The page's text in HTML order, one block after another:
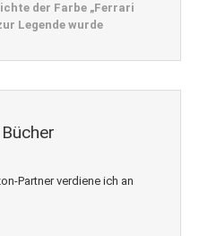
der Farbe „Ferrari
Legende wurde
Partner verdiene ich an